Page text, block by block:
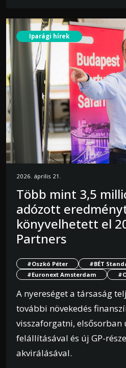
Iparági hírek
2026. április 21.
Több mint 3,5
adózott
könyvelhetett el
Partners
#Oszkó Péter
#BÉT
#Euronext Amsterdam
A nyereséget a társaság
további növekedés
visszaforgatni,
felállításával és új GP-
akvirálásával.